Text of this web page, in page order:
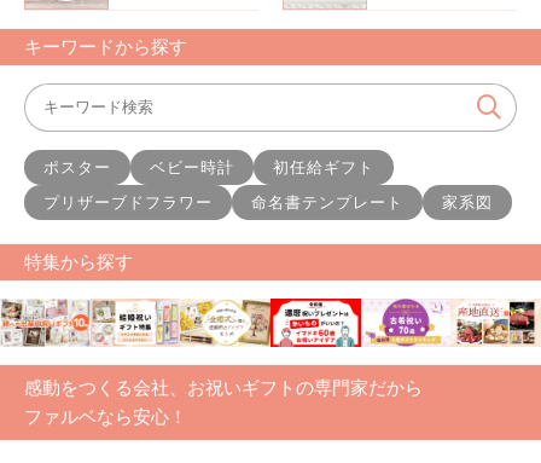
キーワードから探す
ポスター ベビー時計
初任給ギフト
プリザーブドフラワー
命名書テンプレート 家系図
特集から探す
感動をつくる会社、お祝いギフトの専門家だから
ファルベなら安心！